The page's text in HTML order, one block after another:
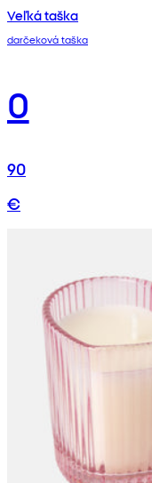
Veľká taška
darčeková taška
0
90
€